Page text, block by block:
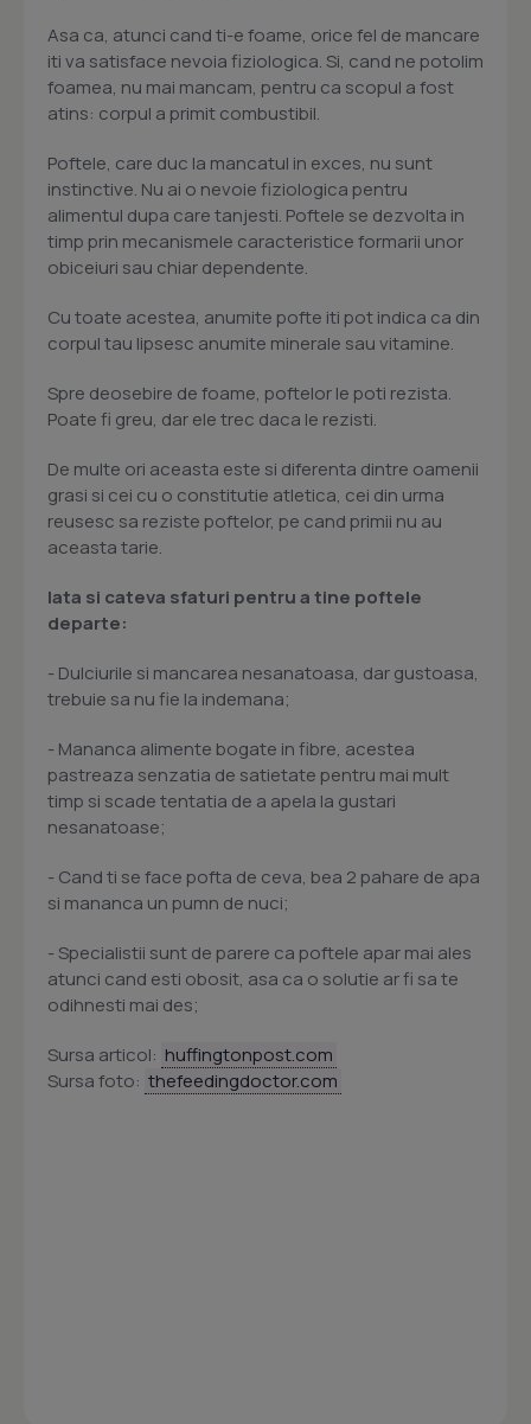
Asa ca, atunci cand ti-e foame, orice fel de mancare
iti va satisface nevoia fiziologica. Si, cand ne potolim
foamea, nu mai mancam, pentru ca scopul a fost
atins: corpul a primit combustibil.
Poftele, care duc la mancatul in exces, nu sunt
instinctive. Nu ai o nevoie fiziologica pentru
alimentul dupa care tanjesti. Poftele se dezvolta in
timp prin mecanismele caracteristice formarii unor
obiceiuri sau chiar dependente.
Cu toate acestea, anumite pofte iti pot indica ca din
corpul tau lipsesc anumite minerale sau vitamine.
Spre deosebire de foame, poftelor le poti rezista.
Poate fi greu, dar ele trec daca le rezisti.
De multe ori aceasta este si diferenta dintre oamenii
grasi si cei cu o constitutie atletica, cei din urma
reusesc sa reziste poftelor, pe cand primii nu au
aceasta tarie.
Iata si cateva sfaturi pentru a tine poftele
departe:
- Dulciurile si mancarea nesanatoasa, dar gustoasa,
trebuie sa nu fie la indemana;
- Mananca alimente bogate in fibre, acestea
pastreaza senzatia de satietate pentru mai mult
timp si scade tentatia de a apela la gustari
nesanatoase;
- Cand ti se face pofta de ceva, bea 2 pahare de apa
si mananca un pumn de nuci;
- Specialistii sunt de parere ca poftele apar mai ales
atunci cand esti obosit, asa ca o solutie ar fi sa te
odihnesti mai des;
Sursa articol: huffingtonpost.com
Sursa foto: thefeedingdoctor.com